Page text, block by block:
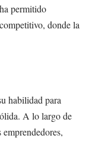
permitido
donde la
habilidad para
A lo largo de